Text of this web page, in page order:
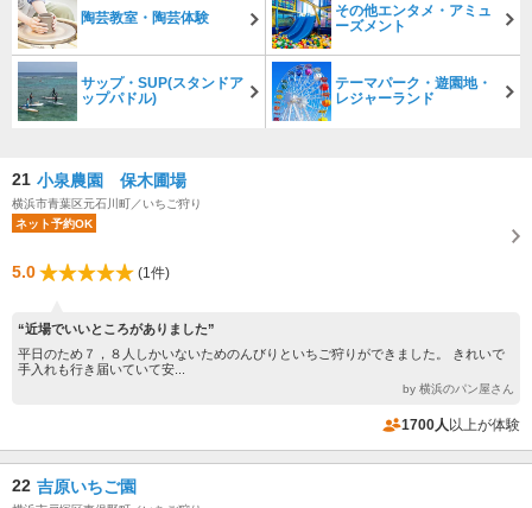
陶芸教室・陶芸体験
その他エンタメ・アミュ
ーズメント
サップ・SUP(スタンドア
ップパドル)
テーマパーク・遊園地・
レジャーランド
21 小泉農園 保木圃場
横浜市青葉区元石川町／いちご狩り
ネット予約OK
5.0 (1件)
“近場でいいところがありました”
平日のため７，８人しかいないためのんびりといちご狩りができました。 きれいで
手入れも行き届いていて安...
by 横浜のパン屋さん
1700人 以上が体験
22 吉原いちご園